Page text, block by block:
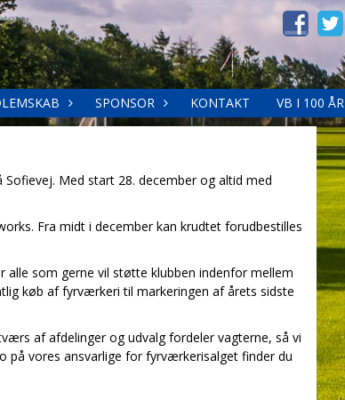
SPONSOR KONTAKT VB I 100 ÅR
Med start 28. december og altid med
Fra midt i december kan krudtet forudbestilles
alle som gerne vil støtte klubben indenfor mellem
køb af fyrværkeri til markeringen af årets sidste
af afdelinger og udvalg fordeler vagterne, så vi
på vores ansvarlige for fyrværkerisalget finder du